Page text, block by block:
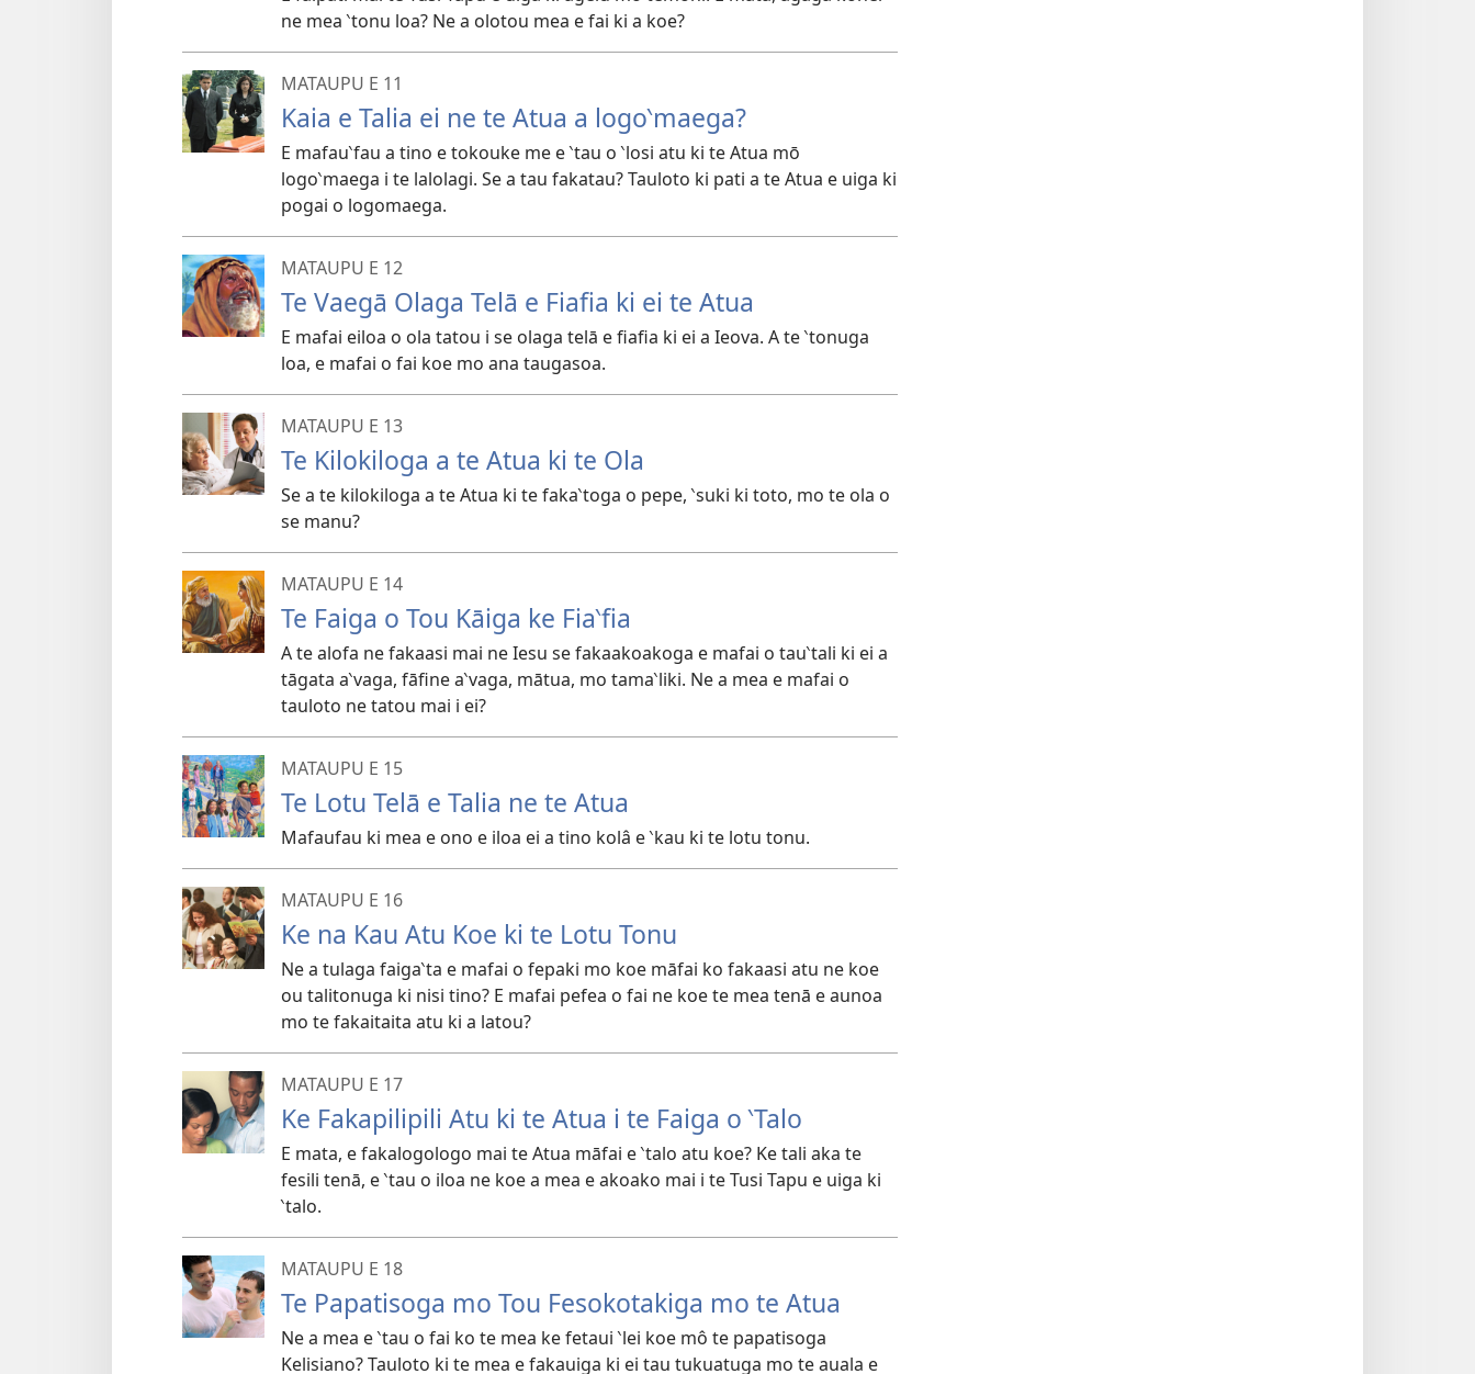
ne mea ‵tonu loa? Ne a olotou mea e fai ki a koe?
MATAUPU E 11
Kaia e Talia ei ne te Atua a logo‵maega?
E mafau‵fau a tino e tokouke me e ‵tau o ‵losi atu ki te Atua mō
logo‵maega i te lalolagi. Se a tau fakatau? Tauloto ki pati a te Atua e uiga ki
pogai o logomaega.
MATAUPU E 12
Te Vaegā Olaga Telā e Fiafia ki ei te Atua
E mafai eiloa o ola tatou i se olaga telā e fiafia ki ei a Ieova. A te ‵tonuga
loa, e mafai o fai koe mo ana taugasoa.
MATAUPU E 13
Te Kilokiloga a te Atua ki te Ola
Se a te kilokiloga a te Atua ki te faka‵toga o pepe, ‵suki ki toto, mo te ola o
se manu?
MATAUPU E 14
Te Faiga o Tou Kāiga ke Fia‵fia
A te alofa ne fakaasi mai ne Iesu se fakaakoakoga e mafai o tau‵tali ki ei a
tāgata a‵vaga, fāfine a‵vaga, mātua, mo tama‵liki. Ne a mea e mafai o
tauloto ne tatou mai i ei?
MATAUPU E 15
Te Lotu Telā e Talia ne te Atua
Mafaufau ki mea e ono e iloa ei a tino kolâ e ‵kau ki te lotu tonu.
MATAUPU E 16
Ke na Kau Atu Koe ki te Lotu Tonu
Ne a tulaga faiga‵ta e mafai o fepaki mo koe māfai ko fakaasi atu ne koe
ou talitonuga ki nisi tino? E mafai pefea o fai ne koe te mea tenā e aunoa
mo te fakaitaita atu ki a latou?
MATAUPU E 17
Ke Fakapilipili Atu ki te Atua i te Faiga o ‵Talo
E mata, e fakalogologo mai te Atua māfai e ‵talo atu koe? Ke tali aka te
fesili tenā, e ‵tau o iloa ne koe a mea e akoako mai i te Tusi Tapu e uiga ki
‵talo.
MATAUPU E 18
Te Papatisoga mo Tou Fesokotakiga mo te Atua
Ne a mea e ‵tau o fai ko te mea ke fetaui ‵lei koe mô te papatisoga
Kelisiano? Tauloto ki te mea e fakauiga ki ei tau tukuatuga mo te auala e